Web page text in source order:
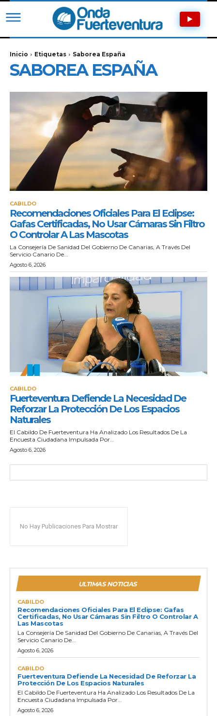
Inicio Etiquetas Saborea España
SABOREA ESPAÑA
CABILDO
Recomendaciones Oficiales Para El Eclipse:
Gafas Certificadas, No Usar Cámaras Sin Filtro
O Controlar A Las Mascotas
La Consejería De Sanidad Del Gobierno De Canarias, A Través Del
Servicio Canario De...
Agosto 6, 2026
CABILDO
Fuerteventura Defiende La Necesidad De
Reforzar La Protección De Los Espacios
Naturales
El Cabildo De Fuerteventura Ha Analizado Los Resultados De La
Encuesta Ciudadana Impulsada Por...
Agosto 6, 2026
No Hay Publicaciones Para Mostrar
ULTIMAS NOTICIAS
CABILDO
Recomendaciones Oficiales Para El Eclipse: Gafas
Certificadas, No Usar Cámaras Sin Filtro O Controlar A
Las Mascotas
La Consejería De Sanidad Del Gobierno De Canarias, A Través Del
Servicio Canario De...
Agosto 6, 2026
CABILDO
Fuerteventura Defiende La Necesidad De Reforzar La
Protección De Los Espacios Naturales
El Cabildo De Fuerteventura Ha Analizado Los Resultados De La
Encuesta Ciudadana Impulsada Por...
Agosto 6, 2026